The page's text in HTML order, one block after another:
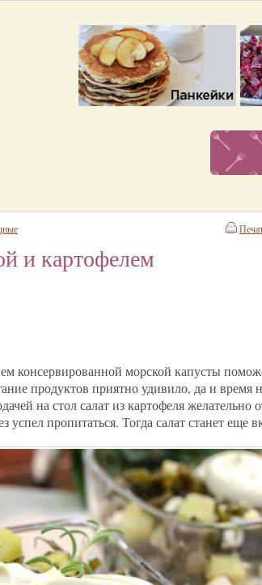
и картофелем
консервированной морской капусты
продуктов приятно удивило, да и время
на стол салат из картофеля желательно
пропитаться. Тогда салат станет еще